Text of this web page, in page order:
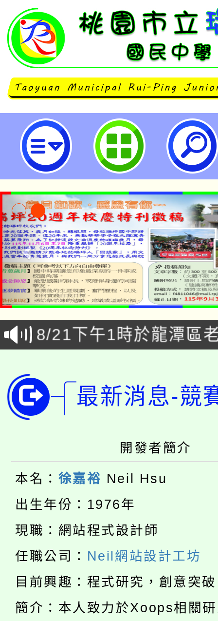
neilrpjhstyc網站設計者：徐嘉
「本色祭」8/29、30在
場熱烈登場!
8/21下午1時於龍潭區
徵才活動。
YOUNG桃局內行報名
局官網。
8月14至27日，桃園電
開!
115年桃園市運動會8/
視費優惠，中低收入戶
半價優惠，詳情可洽有
者。
大園自造教育及科技
份教師增能研習
大溪自造教育及科技中
份教師研習
淨零綠生活教案入校路
會
115年食農教育專業人
程
「本色祭」8/29、30在
場熱烈登場!
8/21下午1時於龍潭區
徵才活動。
YOUNG桃局內行報名
最新消息-競
開發者簡介
本名： 徐嘉裕 Neil Hsu
出生年份：1976年
現職：網站程式設計師
任職公司： Neil網站設計工坊
目前興趣：程式研究，創意突
簡介：本人致力於Xoops相關